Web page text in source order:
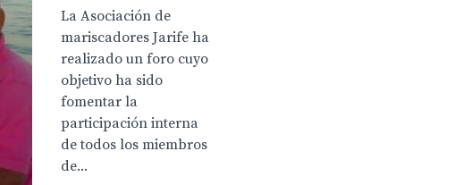
La Asociación de
mariscadores Jarife ha
realizado un foro cuyo
objetivo ha sido
fomentar la
participación interna
de todos los miembros
de...